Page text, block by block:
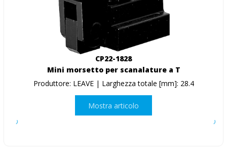
CP22-1828
Mini morsetto per scanalature a T
Produttore: LEAVE | Larghezza totale [mm]: 28.4
Mostra articolo